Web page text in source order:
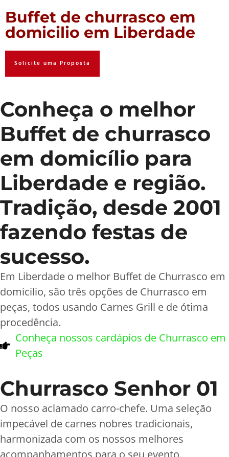
Buffet de churrasco em
domicilio em Liberdade
Solicite uma Proposta
Conheça o melhor
Buffet de churrasco
em domicílio para
Liberdade e região.
Tradição, desde 2001
fazendo festas de
sucesso.
Em Liberdade o melhor Buffet de Churrasco em
domicilio, são três opções de Churrasco em
peças, todos usando Carnes Grill e de ótima
procedência.
Conheça nossos cardápios de Churrasco em
Peças
Churrasco Senhor 01
O nosso aclamado carro-chefe. Uma seleção
impecável de carnes nobres tradicionais,
harmonizada com os nossos melhores
acompanhamentos para o seu evento.